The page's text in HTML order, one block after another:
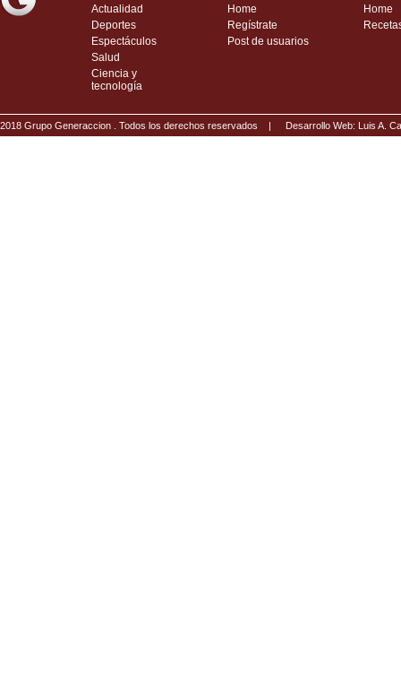
Actualidad
Deportes
Espectáculos
Salud
Ciencia y
tecnología
Home
Regístrate
Post de usuarios
Home
2018 Grupo Generaccion . Todos los derechos reservados | Desarrollo Web: Luis